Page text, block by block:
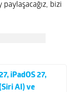
paylaşacağız, bizi
iPadOS 27,
AI) ve